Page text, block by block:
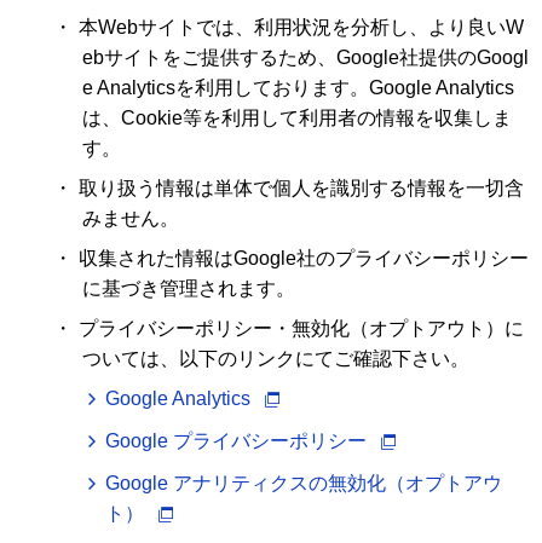
・
本Webサイトでは、利用状況を分析し、より良いW
ebサイトをご提供するため、Google社提供のGoogl
e Analyticsを利用しております。Google Analytics
は、Cookie等を利用して利用者の情報を収集しま
す。
・
取り扱う情報は単体で個人を識別する情報を一切含
みません。
・
収集された情報はGoogle社のプライバシーポリシー
に基づき管理されます。
・
プライバシーポリシー・無効化（オプトアウト）に
ついては、以下のリンクにてご確認下さい。
Google Analytics
Google プライバシーポリシー
Google アナリティクスの無効化（オプトアウ
ト）